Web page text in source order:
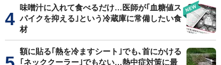
味噌汁に入れて食べるだけ…医師が｢血糖値ス
パイクを抑える｣という冷蔵庫に常備したい食
材
額に貼る｢熱を冷ますシート｣でも､首にかける
｢ネッククーラー｣でもない…熱中症対策に最